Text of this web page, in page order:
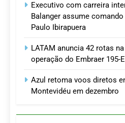
Executivo com carreira
Balanger assume
Paulo Ibirapuera
LATAM anuncia 42 rotas
operação do Embraer 195-
Azul retoma voos diretos
Montevidéu em dezembro